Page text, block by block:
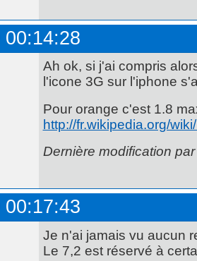
00:14:28
Ah ok, si j'ai compris
l'icone 3G sur l'iphone
Pour orange c'est 1.8
http://fr.wikipedia.org/
Dernière modification
00:17:43
Je n'ai jamais vu aucun
Le 7,2 est réservé à